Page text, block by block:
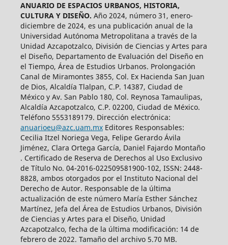
ANUARIO DE ESPACIOS URBANOS, HISTORIA,
CULTURA Y DISEÑO. Año 2024, número 31, enero-
diciembre de 2024, es una publicación anual de la
Universidad Autónoma Metropolitana a través de la
Unidad Azcapotzalco, División de Ciencias y Artes para
el Diseño, Departamento de Evaluación del Diseño en
el Tiempo, Área de Estudios Urbanos. Prolongación
Canal de Miramontes 3855, Col. Ex Hacienda San Juan
de Dios, Alcaldía Tlalpan, C.P. 14387, Ciudad de
México y Av. San Pablo 180, Col. Reynosa Tamaulipas,
Alcaldía Azcapotzalco, C.P. 02200, Ciudad de México.
Teléfono 5553189179. Dirección electrónica:
anuarioeu@azc.uam.mxEditores Responsables:
Cecilia Itzel Noriega Vega, Felipe Gerardo Ávila
Jiménez, Clara Ortega García, Daniel Fajardo Montaño
. Certificado de Reserva de Derechos al Uso Exclusivo
de Título No. 04-2016-022509581900-102, ISSN: 2448-
8828, ambos otorgados por el Instituto Nacional del
Derecho de Autor. Responsable de la última
actualización de este número María Esther Sánchez
Martínez, Jefa del Área de Estudios Urbanos, División
de Ciencias y Artes para el Diseño, Unidad
Azcapotzalco, fecha de la última modificación: 14 de
febrero de 2022. Tamaño del archivo 5.70 MB.